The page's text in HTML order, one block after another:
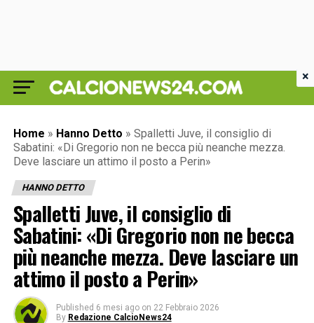
Home » Hanno Detto » Spalletti Juve, il consiglio di
Sabatini: «Di Gregorio non ne becca più neanche mezza.
Deve lasciare un attimo il posto a Perin»
HANNO DETTO
Spalletti Juve, il consiglio di
Sabatini: «Di Gregorio non ne becca
più neanche mezza. Deve lasciare un
attimo il posto a Perin»
Published 6 mesi ago on 22 Febbraio 2026
By Redazione CalcioNews24
×